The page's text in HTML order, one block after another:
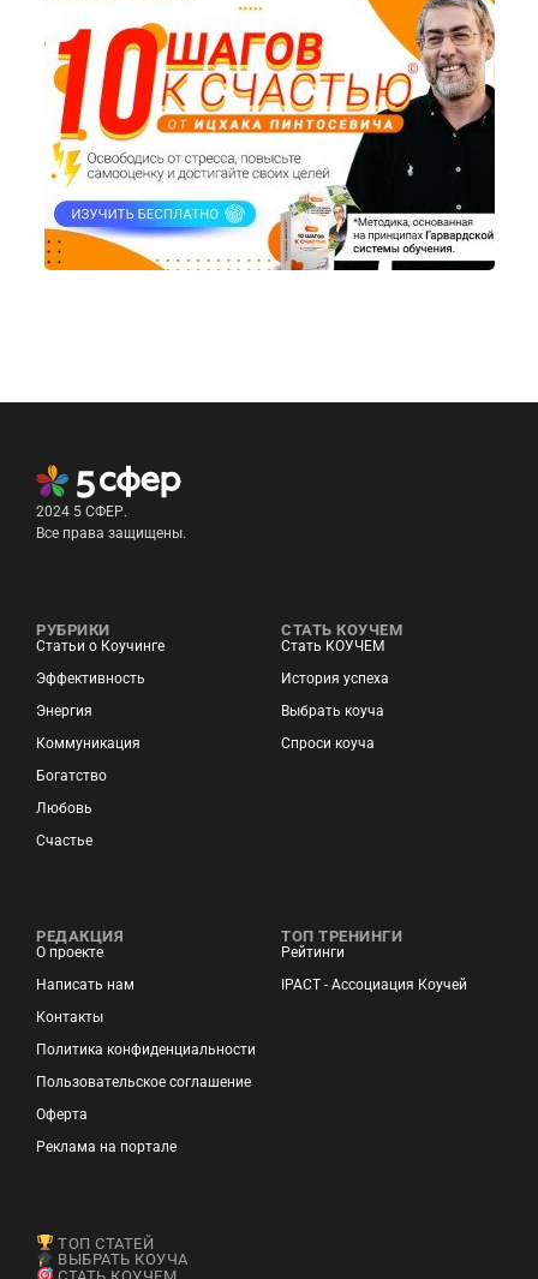
2024 5 СФЕР.
Все права защищены.
РУБРИКИ
Статьи о Коучинге
Эффективность
Энергия
Коммуникация
Богатство
Любовь
Счастье
СТАТЬ КОУЧЕМ
Стать КОУЧЕМ
История успеха
Выбрать коуча
Спроси коуча
РЕДАКЦИЯ
О проекте
Написать нам
Контакты
Политика конфиденциальности
Пользовательское соглашение
Оферта
Реклама на портале
ТОП ТРЕНИНГИ
Рейтинги
IPACT - Ассоциация Коучей
ТОП СТАТЕЙ
ВЫБРАТЬ КОУЧА